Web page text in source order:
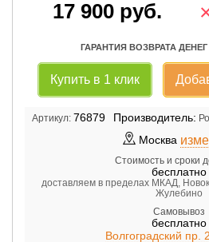
17 900 руб.
ГАРАНТИЯ ВОЗВРАТА
Купить в 1 клик
Артикул: 76879 Производитель:
Москва
Стоимость и сроки
бесплатно
доставляем в пределах МКАД,
Жулебино
Самовывоз
бесплатно
Волгоградский пр.